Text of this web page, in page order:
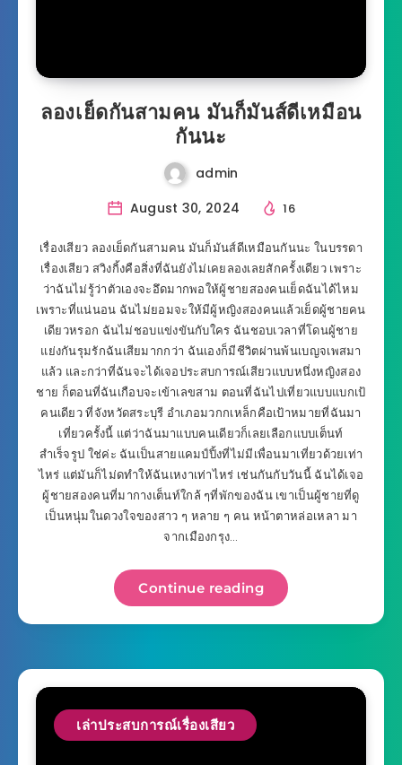
ลองเย็ดกันสามคน มันก็มันส์ดีเหมือน
กันนะ
admin
August 30, 2024
16
เรื่องเสียว ลองเย็ดกันสามคน มันก็มันส์ดีเหมือนกันนะ ในบรรดา
เรื่องเสียว สวิงกิ้งคือสิ่งที่ฉันยังไม่เคยลองเลยสักครั้งเดียว เพราะ
ว่าฉันไม่รู้ว่าตัวเองจะอึดมากพอให้ผู้ชายสองคนเย็ดฉันได้ไหม
เพราะที่แน่นอน ฉันไม่ยอมจะให้มีผู้หญิงสองคนแล้วเย็ดผู้ชายคน
เดียวหรอก ฉันไม่ชอบแข่งขันกับใคร ฉันชอบเวลาที่โดนผู้ชาย
แย่งกันรุมรักฉันเสียมากกว่า ฉันเองก็มีชีวิตผ่านพ้นเบญจเพสมา
แล้ว และกว่าที่ฉันจะได้เจอประสบการณ์เสียวแบบหนึ่งหญิงสอง
ชาย ก็ตอนที่ฉันเกือบจะเข้าเลขสาม ตอนที่ฉันไปเที่ยวแบบแบกเป้
คนเดียว ที่จังหวัดสระบุรี อำเภอมวกกเหล็กคือเป้าหมายที่ฉันมา
เที่ยวครั้งนี้ แต่ว่าฉันมาแบบคนเดียวก็เลยเลือกแบบเต็นท์
สำเร็จรูป ใช่ค่ะ ฉันเป็นสายแคมป์ปิ้งที่ไม่มีเพื่อนมาเที่ยวด้วยเท่า
ไหร่ แต่มันก็ไม่ดทำให้ฉันเหงาเท่าไหร่ เช่นกันกับวันนี้ ฉันได้เจอ
ผู้ชายสองคนที่มากางเต็นท์ใกล้ ๆที่พักของฉัน เขาเป็นผู้ชายที่ดู
เป็นหนุ่มในดวงใจของสาว ๆ หลาย ๆ คน หน้าตาหล่อเหลา มา
จากเมืองกรุง…
Continue reading
เล่าประสบการณ์เรื่องเสียว